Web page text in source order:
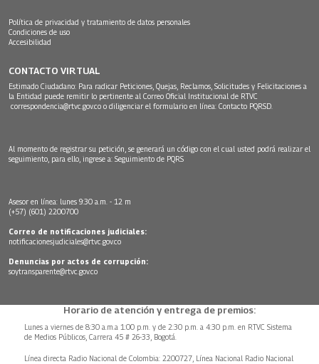
Política de privacidad y tratamiento de datos personales
Condiciones de uso
Accesibilidad
CONTACTO VIRTUAL
Estimado Ciudadano: Para radicar Peticiones, Quejas, Reclamos, Solicitudes y Felicitaciones a
la Entidad puede remitir lo pertinente al Correo Oficial Institucional de RTVC
correspondencia@rtvc.gov.co o diligenciar el formulario en línea: Contacto PQRSD.
Al momento de registrar su petición, se generará un código con el cual usted podrá realizar el
seguimiento, para ello, ingrese a: Seguimiento de PQRS
Asesor en línea: lunes 9:30 a.m. - 12 m
(+57) (601) 2200700
Correo de notificaciones judiciales:
notificacionesjudiciales@rtvc.gov.co
Denuncias por actos de corrupción:
soytransparente@rtvc.gov.co
Horario de atención y entrega de premios:
Lunes a viernes de 8:30 a.m.a 1:00 p.m. y de 2:30 p.m. a 4:30 p.m. en RTVC Sistema
de Medios Públicos, Carrera 45 # 26-33, Bogotá.
Línea directa Radio Nacional de Colombia: 2200727, Línea Nacional Radio Nacional